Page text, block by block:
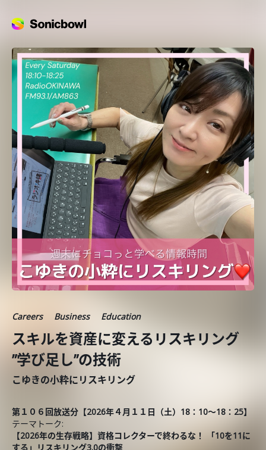
Careers Business Education
スキルを資産に変えるリスキリング
”学び足し”の技術
こゆきの小粋にリスキリング
第１０６回放送分【2026年４月１１ 日（土）18：10～18：25】
テーマトーク:
【2026年の生存戦略】資格コレクターで終わるな！ 「10を11に
する」リスキリング3.0の衝撃